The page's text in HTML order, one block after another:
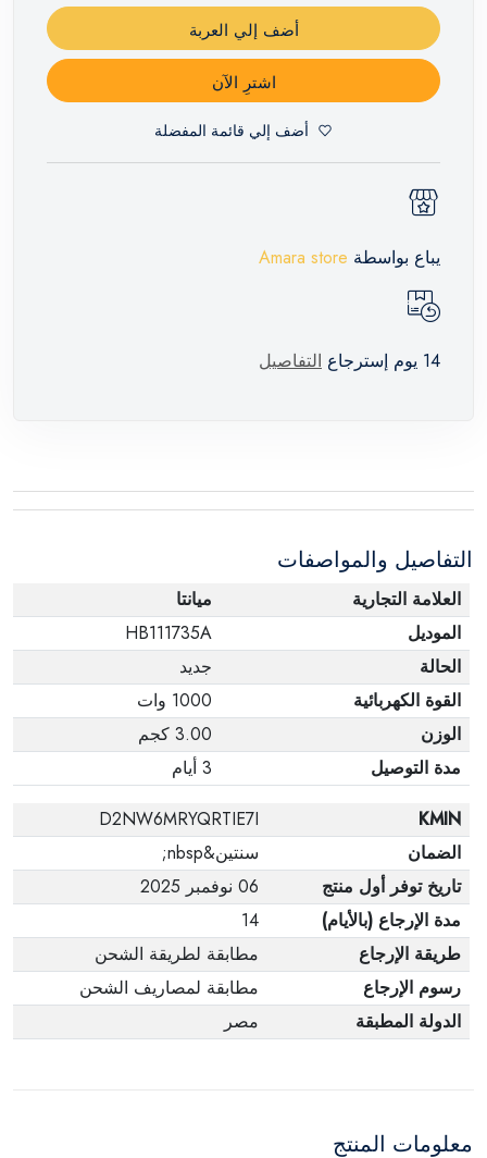
أضف إلي العربة
اشترِ الآن
أضف إلي قائمة المفضلة
يباع بواسطة Amara store
14 يوم إسترجاع التفاصيل
التفاصيل والمواصفات
العلامة التجارية
ميانتا
الموديل
HB111735A
الحالة
جديد
القوة الكهربائية
1000 وات
الوزن
3.00 كجم
مدة التوصيل
3 أيام
KMIN
D2NW6MRYQRTIE7I
الضمان
سنتين&nbsp;
تاريخ توفر أول منتج
06 نوفمبر 2025
مدة الإرجاع (بالأيام)
14
طريقة الإرجاع
مطابقة لطريقة الشحن
رسوم الإرجاع
مطابقة لمصاريف الشحن
الدولة المطبقة
مصر
معلومات المنتج